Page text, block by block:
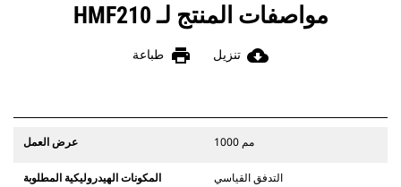
مواصفات المنتج لـ HMF210
cloud_download تنزيل print طباعة
عرض العمل 1000 مم
المكونات الهيدروليكية المطلوبة التدفق القياسي